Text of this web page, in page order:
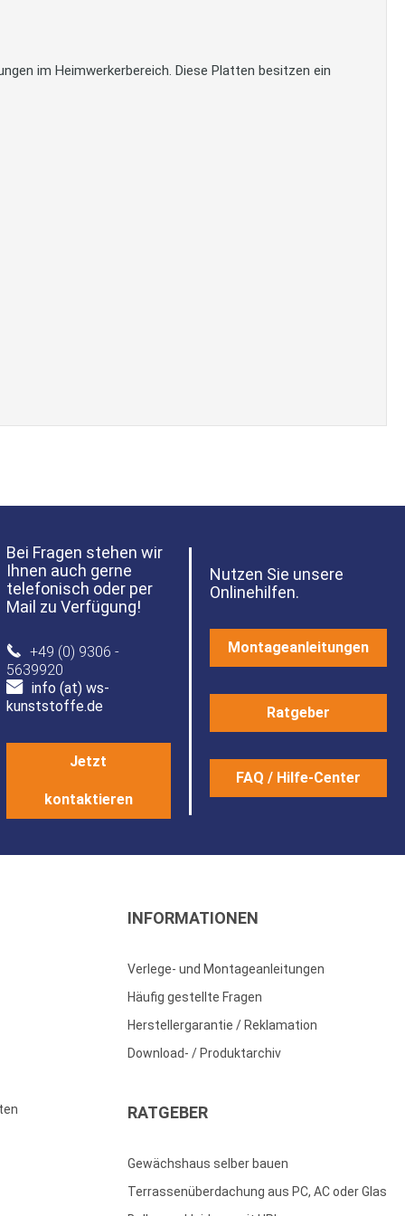
im Heimwerkerbereich. Diese Platten besitzen ein
Bei Fragen stehen wir
Ihnen auch gerne
telefonisch oder per
Mail zu Verfügung!
+49 (0) 9306 -
5639920
info (at) ws-
kunststoffe.de
Jetzt
kontaktieren
Nutzen Sie unsere
Onlinehilfen.
Montageanleitungen
Ratgeber
FAQ / Hilfe-Center
INFORMATIONEN
Verlege- und Montageanleitungen
Häufig gestellte Fragen
Herstellergarantie / Reklamation
Download- / Produktarchiv
RATGEBER
Gewächshaus selber bauen
Terrassenüberdachung aus PC, AC oder Glas